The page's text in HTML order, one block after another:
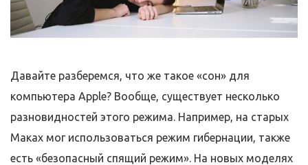
Давайте разберемся, что же такое «сон» для
компьютера Apple? Вообще, существует несколько
разновидностей этого режима. Например, на старых
Маках мог использоваться режим гибернации, также
есть «безопасный спящий режим». На новых моделях